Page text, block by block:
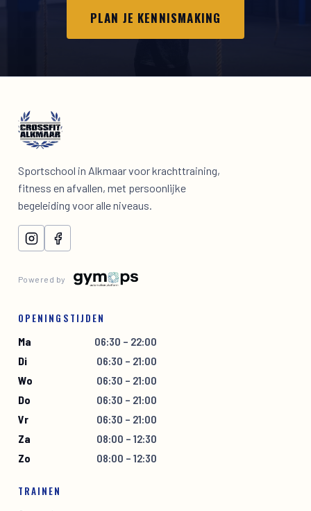
PLAN JE KENNISMAKING
Sportschool in Alkmaar voor krachttraining,
fitness en afvallen, met persoonlijke
begeleiding voor alle niveaus.
Powered by
OPENINGSTIJDEN
Ma
06:30 – 22:00
Di
06:30 – 21:00
Wo
06:30 – 21:00
Do
06:30 – 21:00
Vr
06:30 – 21:00
Za
08:00 – 12:30
Zo
08:00 – 12:30
TRAINEN